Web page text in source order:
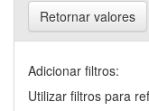
Retornar valores
Adicionar filtros:
Utilizar filtros para